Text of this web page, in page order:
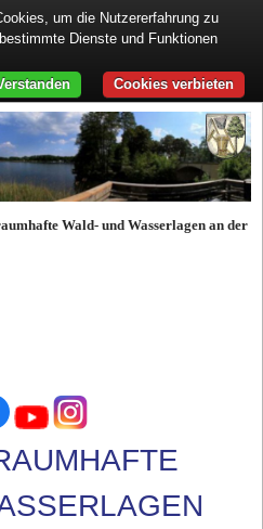
Wald- und Wasserlagen an der
um die Nutzererfahrung zu
Dienste und Funktionen
Cookies verbieten